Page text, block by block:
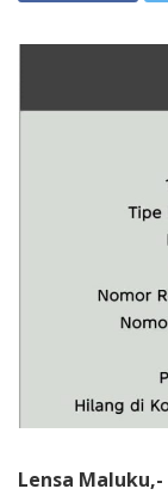
Lensa Maluku,-